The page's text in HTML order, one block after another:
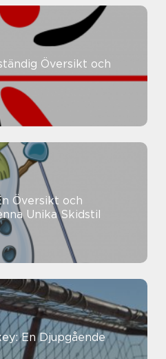
Översikt och
Översikt och
Unika Skidstil
En Djupgående